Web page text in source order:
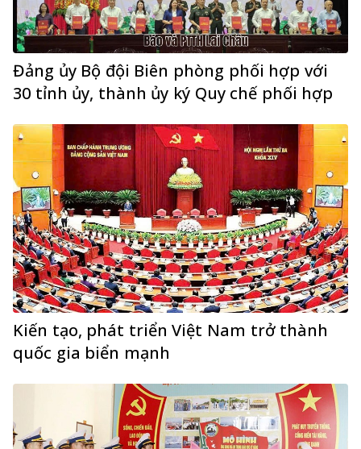
Đảng ủy Bộ đội Biên phòng phối hợp với
30 tỉnh ủy, thành ủy ký Quy chế phối hợp
Kiến tạo, phát triển Việt Nam trở thành
quốc gia biển mạnh